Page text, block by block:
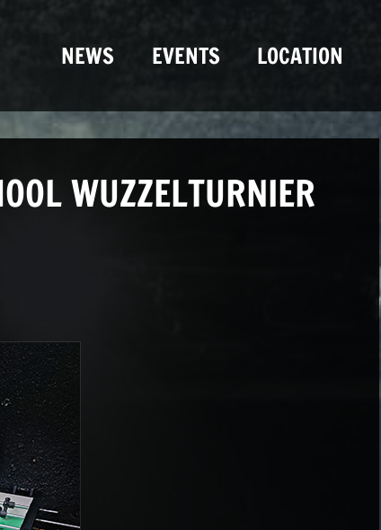
NEWS EVENTS LOCATION
WUZZELTURNIER